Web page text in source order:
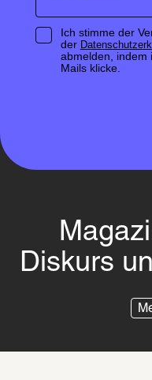
Ich stimme der
der
abmelden, indem
Mails klicke.
Diskurs